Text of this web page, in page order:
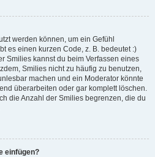
werden können, um ein Gefühl
es einen kurzen Code, z. B. bedeutet :)
Smilies kannst du beim Verfassen eines
Smilies nicht zu häufig zu benutzen,
machen und ein Moderator könnte
überarbeiten oder gar komplett löschen.
die Anzahl der Smilies begrenzen, die du
einfügen?